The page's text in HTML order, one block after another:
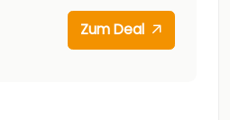
Zum Deal